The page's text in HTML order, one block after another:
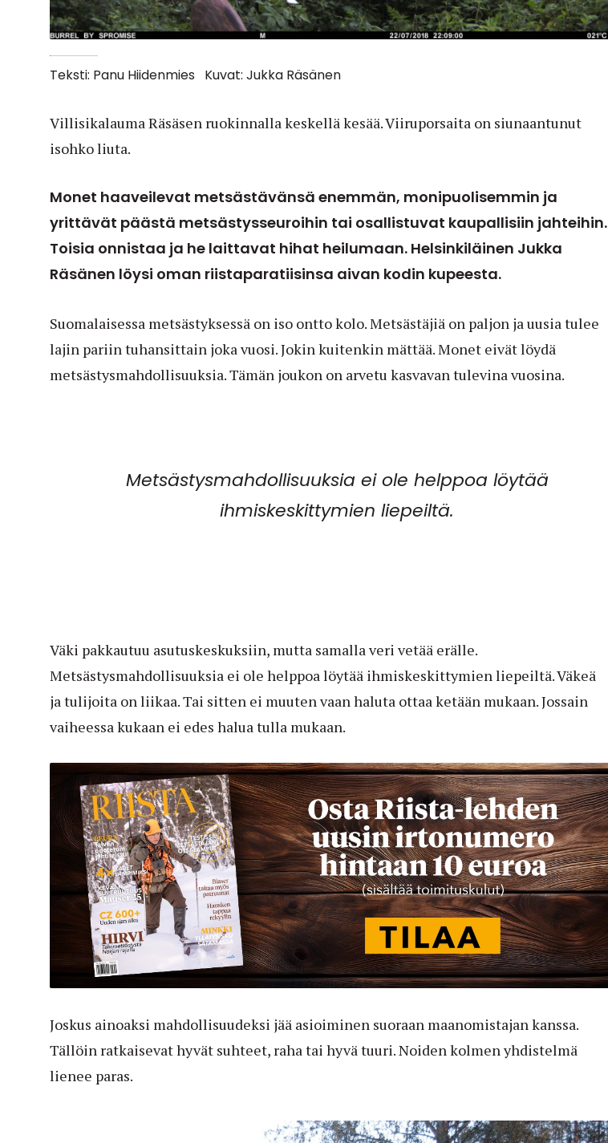
Teksti: Panu Hiidenmies Kuvat: Jukka Räsänen
Villisikalauma Räsäsen ruokinnalla keskellä kesää. Viiruporsaita on siunaantunut
isohko liuta.
Monet haaveilevat metsästävänsä enemmän, monipuolisemmin ja
yrittävät päästä metsästysseuroihin tai osallistuvat kaupallisiin jahteihin.
Toisia onnistaa ja he laittavat hihat heilumaan. Helsinkiläinen Jukka
Räsänen löysi oman riistaparatiisinsa aivan kodin kupeesta.
Suomalaisessa metsästyksessä on iso ontto kolo. Metsästäjiä on paljon ja uusia tulee
lajin pariin tuhansittain joka vuosi. Jokin kuitenkin mättää. Monet eivät löydä
metsästysmahdollisuuksia. Tämän joukon on arvetu kasvavan tulevina vuosina.
Metsästysmahdollisuuksia ei ole helppoa löytää
ihmiskeskittymien liepeiltä.
Väki pakkautuu asutuskeskuksiin, mutta samalla veri vetää erälle.
Metsästysmahdollisuuksia ei ole helppoa löytää ihmiskeskittymien liepeiltä. Väkeä
ja tulijoita on liikaa. Tai sitten ei muuten vaan haluta ottaa ketään mukaan. Jossain
vaiheessa kukaan ei edes halua tulla mukaan.
Joskus ainoaksi mahdollisuudeksi jää asioiminen suoraan maanomistajan kanssa.
Tällöin ratkaisevat hyvät suhteet, raha tai hyvä tuuri. Noiden kolmen yhdistelmä
lienee paras.